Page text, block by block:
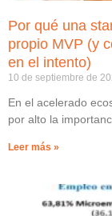
Por qué una
propio MVP (y
en el intento)
10 de septiembre de
En el acelerado
por alto la
Leer más »